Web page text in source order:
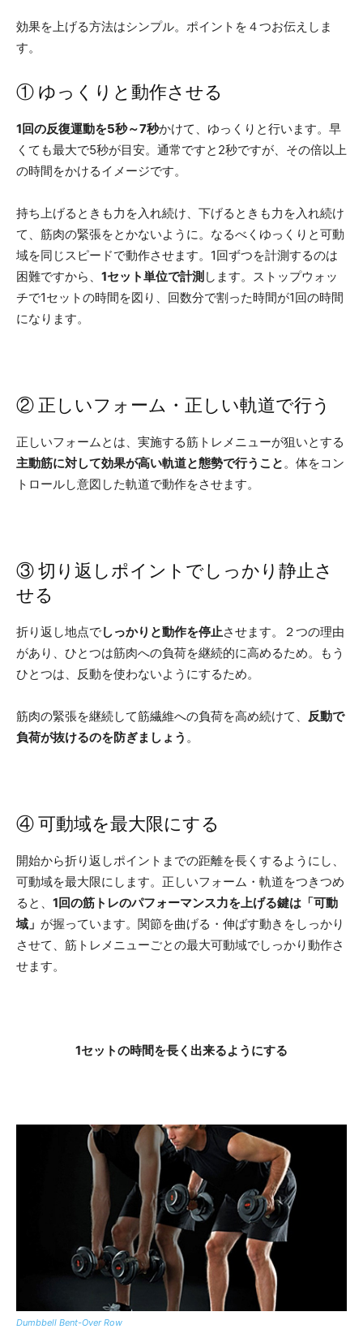
効果を上げる方法はシンプル。ポイントを４つお伝えしま
す。
① ゆっくりと動作させる
1回の反復運動を5秒～7秒かけて、ゆっくりと行います。早
くても最大で5秒が目安。通常ですと2秒ですが、その倍以上
の時間をかけるイメージです。
持ち上げるときも力を入れ続け、下げるときも力を入れ続け
て、筋肉の緊張をとかないように。なるべくゆっくりと可動
域を同じスピードで動作させます。1回ずつを計測するのは
困難ですから、 1セット単位で計測 します。ストップウォッ
チで1セットの時間を図り、回数分で割った時間が1回の時間
になります。
② 正しいフォーム・正しい軌道で行う
正しいフォームとは、実施する筋トレメニューが狙いとする
主動筋に対して効果が高い軌道と態勢で行うこと。体をコン
トロールし意図した軌道で動作をさせます。
③ 切り返しポイントでしっかり静止さ
せる
折り返し地点でしっかりと動作を停止させます。２つの理由
があり、ひとつは筋肉への負荷を継続的に高めるため。もう
ひとつは、反動を使わないようにするため。
筋肉の緊張を継続して筋繊維への負荷を高め続けて、 反動で
負荷が抜けるのを防ぎましょう 。
④ 可動域を最大限にする
開始から折り返しポイントまでの距離を長くするようにし、
可動域を最大限にします。正しいフォーム・軌道をつきつめ
ると、 1回の筋トレのパフォーマンス力を上げる鍵は「可動
域」 が握っています。関節を曲げる・伸ばす動きをしっかり
させて、筋トレメニューごとの最大可動域でしっかり動作さ
せます。
1セットの時間を長く出来るようにする
Dumbbell Bent-Over Row